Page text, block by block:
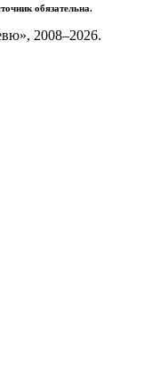
обязательна.
2008–2026.